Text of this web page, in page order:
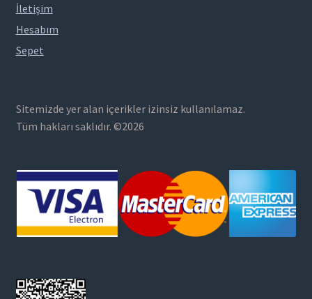
İletişim
Hesabım
Sepet
Sitemizde yer alan içerikler izinsiz kullanılamaz.
Tüm hakları saklıdır. ©2026